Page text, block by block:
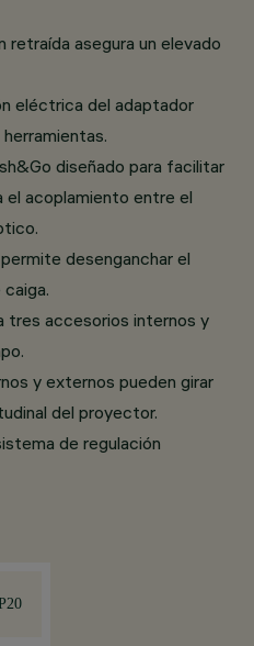
asegura un elevado
eléctrica del adaptador
diseñado para facilitar
el acoplamiento entre el
desenganchar el
tres accesorios internos y
y externos pueden girar
del proyector.
de regulación